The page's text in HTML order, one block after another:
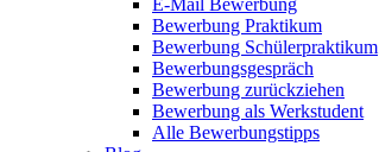
E-Mail Bewerbung
Bewerbung Praktikum
Bewerbung Schülerpraktikum
Bewerbungsgespräch
Bewerbung zurückziehen
Bewerbung als Werkstudent
Alle Bewerbungstipps